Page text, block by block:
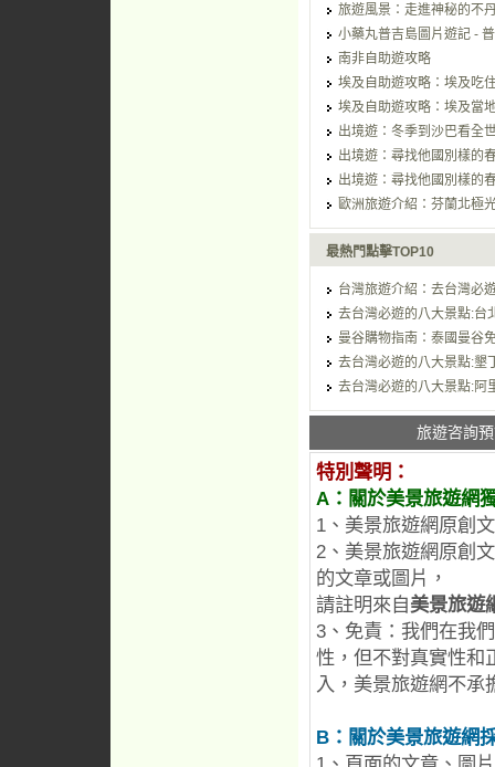
旅遊風景：走進神秘的不
小藥丸普吉島圖片遊記 -
南非自助遊攻略
埃及自助遊攻略：埃及吃
埃及自助遊攻略：埃及當
出境遊：冬季到沙巴看全
出境遊：尋找他國別樣的
出境遊：尋找他國別樣的
歐洲旅遊介紹：芬蘭北極
最熱門點擊TOP10
台灣旅遊介紹：去台灣必
去台灣必遊的八大景點:台
曼谷購物指南：泰國曼谷
去台灣必遊的八大景點:墾
去台灣必遊的八大景點:阿
旅遊咨詢
特別聲明：
A：關於美景旅遊網
1、美景旅遊網原創
2、美景旅遊網原創
的文章或圖片，
請註明來自美景旅遊
3、免責：我們在我
性，但不對真實性和
入，美景旅遊網不承
B：關於美景旅遊網